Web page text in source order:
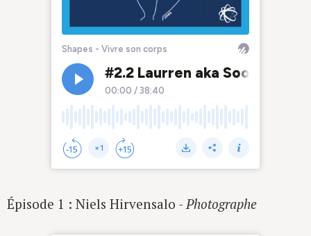
Épisode 1 : Niels Hirvensalo - Photographe